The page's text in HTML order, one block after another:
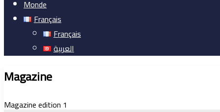
Monde
Français
Français
العربية
Magazine
Magazine edition 1